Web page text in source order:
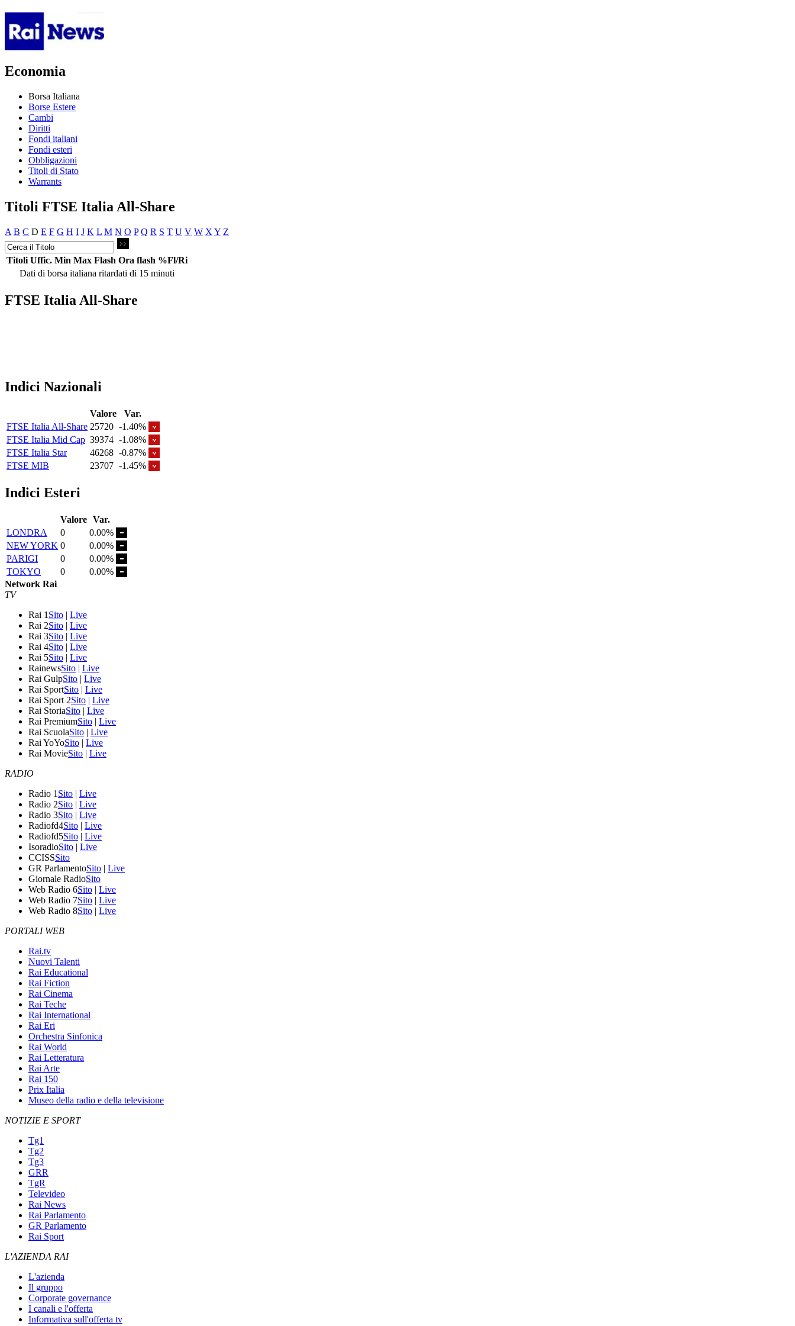
Economia
Borsa Italiana
Borse Estere
Cambi
Diritti
Fondi italiani
Fondi esteri
Obbligazioni
Titoli di Stato
Warrants
Titoli FTSE Italia All-Share
A B C D E F G H I J K L M N O P Q R S T U V W X Y Z
Titoli Uffic. Min Max Flash Ora flash %Fl/Ri
Dati di borsa italiana ritardati di 15 minuti
FTSE Italia All-Share
Indici Nazionali
Valore
Var.
FTSE Italia All-Share 25720 -1.40%
FTSE Italia Mid Cap 39374 -1.08%
FTSE Italia Star
46268 -0.87%
FTSE MIB
23707 -1.45%
Indici Esteri
Valore Var.
LONDRA
0
0.00%
NEW YORK 0
0.00%
PARIGI
0
0.00%
TOKYO
0
0.00%
Network Rai
TV
Rai 1 Sito | Live
Rai 2Sito | Live
Rai 3Sito | Live
Rai 4Sito | Live
Rai 5Sito | Live
RainewsSito | Live
Rai GulpSito | Live
Rai SportSito | Live
Rai Sport 2Sito | Live
Rai StoriaSito | Live
Rai PremiumSito | Live
Rai ScuolaSito | Live
Rai YoYoSito | Live
Rai MovieSito | Live
RADIO
Radio 1 Sito | Live
Radio 2Sito | Live
Radio 3Sito | Live
Radiofd4Sito | Live
Radiofd5Sito | Live
IsoradioSito | Live
CCISSSito
GR ParlamentoSito | Live
Giornale RadioSito
Web Radio 6Sito | Live
Web Radio 7Sito | Live
Web Radio 8Sito | Live
PORTALI WEB
Rai.tv
Nuovi Talenti
Rai Educational
Rai Fiction
Rai Cinema
Rai Teche
Rai International
Rai Eri
Orchestra Sinfonica
Rai World
Rai Letteratura
Rai Arte
Rai 150
Prix Italia
Museo della radio e della televisione
NOTIZIE E SPORT
Tg1
Tg2
Tg3
GRR
TgR
Televideo
Rai News
Rai Parlamento
GR Parlamento
Rai Sport
L'AZIENDA RAI
L'azienda
Il gruppo
Corporate governance
I canali e l'offerta
Informativa sull'offerta tv